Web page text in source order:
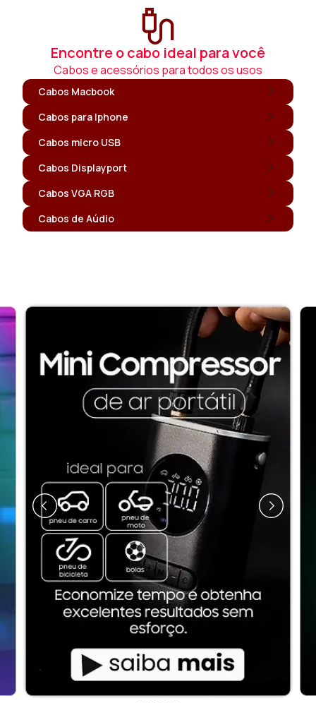
Encontre o cabo ideal para você
Cabos e acessórios para todos os usos
Cabos Macbook
Cabos para Iphone
Cabos micro USB
Cabos Displayport
Cabos VGA RGB
Cabos de Aúdio